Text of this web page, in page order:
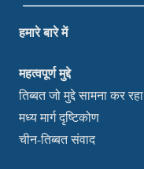
हमारे बारे में
महत्वपूर्ण मुद्दे
तिब्बत जो मुद्दे सामना कर रहा
मध्य मार्ग दृष्टिकोण
चीन-तिब्बत संवाद